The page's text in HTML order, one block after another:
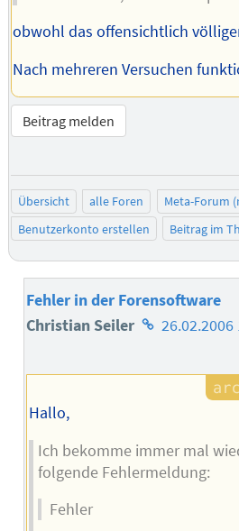
obwohl das offensichtlich
Nach mehreren Versuchen
Beitrag melden
Übersicht alle Foren Meta-Forum
Benutzerkonto erstellen
Beitrag im
Fehler in der Forensoftware
Christian Seiler Homepage
Autors
26.02.2006
Hallo,
Ich bekomme immer mal
folgende Fehlermeldung:
Fehler